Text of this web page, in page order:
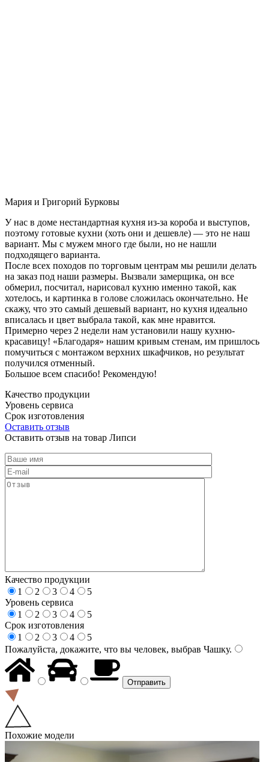
Мария и Григорий Бурковы
У нас в доме нестандартная кухня из-за короба и выступов,
поэтому готовые кухни (хоть они и дешевле) — это не наш
вариант. Мы с мужем много где были, но не нашли
подходящего варианта.
После всех походов по торговым центрам мы решили делать
на заказ под наши размеры. Вызвали замерщика, он все
обмерил, посчитал, нарисовал кухню именно такой, как
хотелось, и картинка в голове сложилась окончательно. Не
скажу, что это самый дешевый вариант, но кухня идеально
вписалась и цвет выбрала такой, как мне нравится.
Примерно через 2 недели нам установили нашу кухню-
красавицу! «Благодаря» нашим кривым стенам, им пришлось
помучиться с монтажом верхних шкафчиков, но результат
получился отменный.
Большое всем спасибо! Рекомендую!
Качество продукции
Уровень сервиса
Срок изготовления
Оставить отзыв
Оставить отзыв на товар Липси
Качество продукции
1
2 3 4
5
Уровень сервиса
1
2 3 4
5
Срок изготовления
1
2 3 4
5
Пожалуйста, докажите, что вы человек, выбрав Чашку.
Похожие модели